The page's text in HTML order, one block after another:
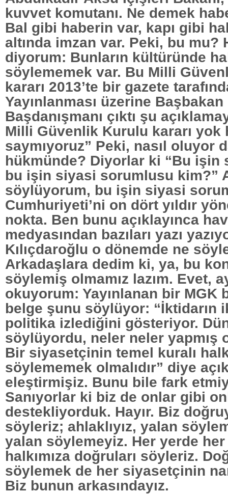
kuvvet komutanı. Ne demek
Bal gibi haberin var, kapı gibi
altında imzan var. Peki, bu mu?
diyorum: Bunların kültüründe
söylememek var. Bu Milli
kararı 2013’te bir gazete
Yayınlanması üzerine Başbakan
Başdanışmanı çıktı şu
Milli Güvenlik Kurulu kararı yok
saymıyoruz” Peki, nasıl oluyor
hükmünde? Diyorlar ki “Bu işin
bu işin siyasi sorumlusu kim?”
söylüyorum, bu işin siyasi
Cumhuriyeti’ni on dört yıldır
nokta. Ben bunu açıklayınca
medyasından bazıları yazı
Kılıçdaroğlu o dönemde ne
Arkadaşlara dedim ki, ya, bu
söylemiş olmamız lazım. Evet,
okuyorum: Yayınlanan bir MGK
belge şunu söylüyor: “İktidarın
politika izlediğini gösteriyor.
söylüyordu, neler neler yapmış
Bir siyasetçinin temel kuralı
söylememek olmalıdır” diye
eleştirmişiz. Bunu bile fark
Sanıyorlar ki biz de onlar gibi
destekliyorduk. Hayır. Biz
söyleriz; ahlaklıyız, yalan
yalan söylemeyiz. Her yerde
halkımıza doğruları söyleriz.
söylemek de her siyasetçinin
Biz bunun arkasındayız.